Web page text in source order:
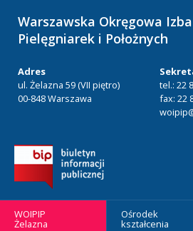
Warszawska Okręgowa Izba
Pielęgniarek i Położnych
Adres
ul. Żelazna 59 (VII piętro)
00-848 Warszawa
tel.: 22
fax: 22
WOIPIP
Żelazna
Ośrodek
kształcenia